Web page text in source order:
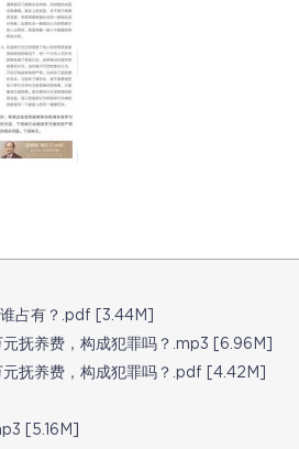
占有？.pdf [3.44M]
抚养费，构成犯罪吗？.mp3 [6.96M]
抚养费，构成犯罪吗？.pdf [4.42M]
[5.16M]